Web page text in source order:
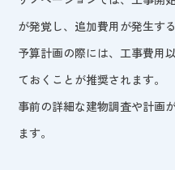
が発覚し、追加費用が発生す
予算計画の際には、工事費用
ておくことが推奨されます。
事前の詳細な建物調査や計画
ます。